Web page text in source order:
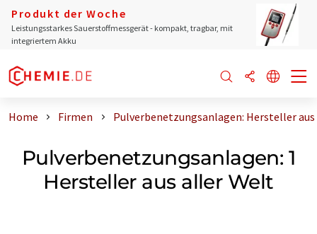
Produkt der Woche
Leistungsstarkes Sauerstoffmessgerät - kompakt, tragbar, mit
integriertem Akku
Home Firmen Pulverbenetzungsanlagen: Hersteller
Pulverbenetzungsanlagen: 1
Hersteller aus aller Welt